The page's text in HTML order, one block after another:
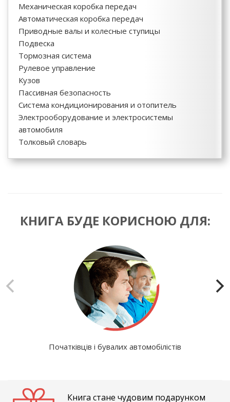
Механическая коробка передач
Автоматическая коробка передач
Приводные валы и колесные ступицы
Подвеска
Тормозная система
Рулевое управление
Кузов
Пассивная безопасность
Система кондиционирования и отопитель
Электрооборудование и электросистемы
автомобиля
Толковый словарь
КНИГА БУДЕ КОРИСНОЮ ДЛЯ:
Початківців і бувалих автомобілістів
Книга стане чудовим подарунком